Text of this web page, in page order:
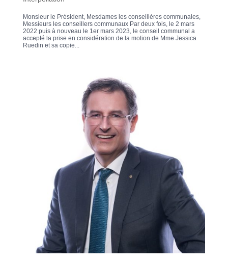
Monsieur le Président, Mesdames les conseillères communales,
Messieurs les conseillers communaux Par deux fois, le 2 mars
2022 puis à nouveau le 1er mars 2023, le conseil communal a
accepté la prise en considération de la motion de Mme Jessica
Ruedin et sa copie...